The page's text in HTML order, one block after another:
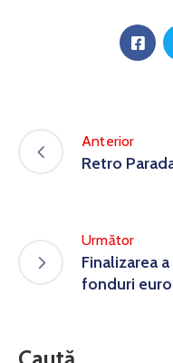
Anterior
Retro
Următor
Finalizarea
fonduri